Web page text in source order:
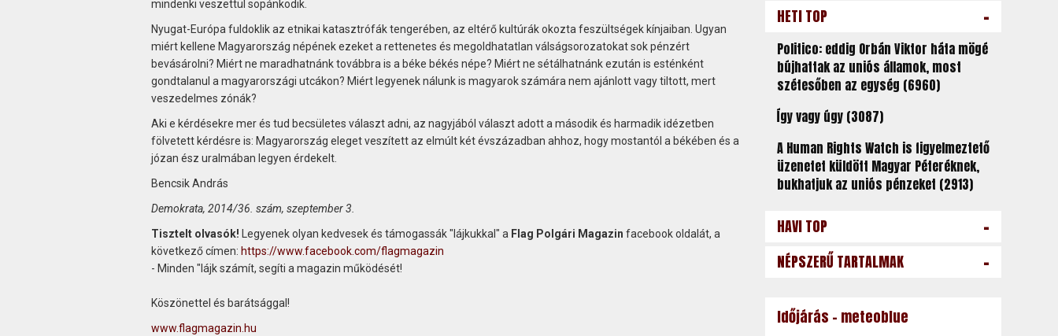
mindenki veszettül sopánkodik.
Nyugat-Európa fuldoklik az etnikai katasztrófák tengerében, az eltérő kultúrák okozta feszültségek kínjaiban. Ugyan
miért kellene Magyarország népének ezeket a rettenetes és megoldhatatlan válságsorozatokat sok pénzért
bevásárolni? Miért ne maradhatnánk továbbra is a béke békés népe? Miért ne sétálhatnánk ezután is esténként
gondtalanul a magyarországi utcákon? Miért legyenek nálunk is magyarok számára nem ajánlott vagy tiltott, mert
veszedelmes zónák?
Aki e kérdésekre mer és tud becsületes választ adni, az nagyjából választ adott a második és harmadik idézetben
fölvetett kérdésre is: Magyarország eleget veszített az elmúlt két évszázadban ahhoz, hogy mostantól a békében és a
józan ész uralmában legyen érdekelt.
Bencsik András
Demokrata, 2014/36. szám, szeptember 3.
Tisztelt olvasók! Legyenek olyan kedvesek és támogassák "lájkukkal" a Flag Polgári Magazin facebook oldalát, a
következő címen: https://www.facebook.com/flagmagazin
- Minden "lájk számít, segíti a magazin működését!
Köszönettel és barátsággal!
www.flagmagazin.hu
HETI TOP -
Politico: eddig Orbán Viktor háta mögé
bújhattak az uniós államok, most
szétesőben az egység (6960)
Így vagy úgy (3087)
A Human Rights Watch is figyelmeztető
üzenetet küldött Magyar Péteréknek,
bukhatjuk az uniós pénzeket (2913)
HAVI TOP -
NÉPSZERŰ TARTALMAK -
Időjárás - meteoblue